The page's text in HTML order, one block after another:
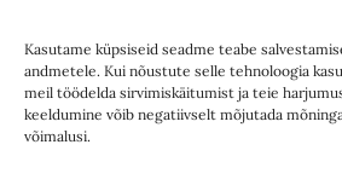
Kasutame küpsiseid seadme teabe
andmetele. Kui nõustute selle tehnoloogia
meil töödelda sirvimiskäitumist ja teie
keeldumine võib negatiivselt mõjutada
võimalusi.
Kultuurileht 1994-1997
Reede 1989-1990
Sirp ja Vasar 1940-1989